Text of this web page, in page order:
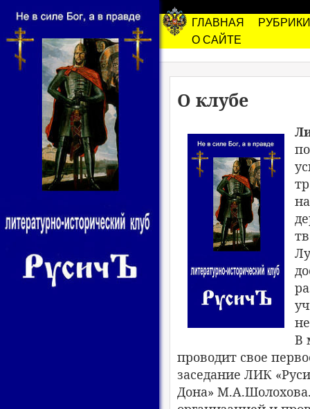
ГЛАВНАЯ
РУБРИКИ
О САЙТЕ
О клубе
В
проводит свое
заседание ЛИК
Дона»